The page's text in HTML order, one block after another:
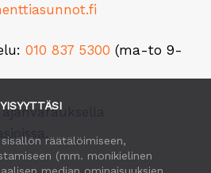
räätälöimiseen,
(mm. monikielinen
010 837 5300 (ma-to 9-